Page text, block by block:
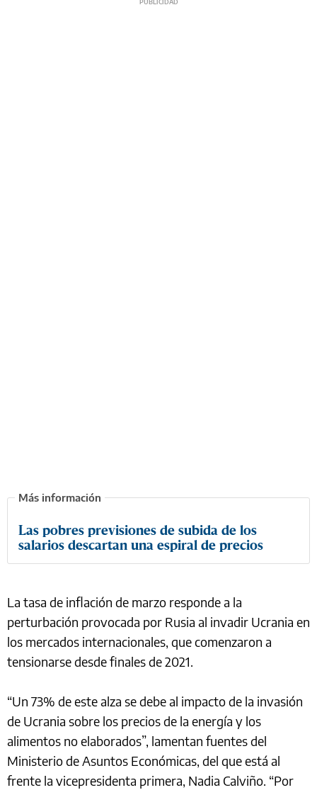
Las pobres previsiones de subida de los
salarios descartan una espiral de precios
La tasa de inflación de marzo responde a la
perturbación provocada por Rusia al invadir Ucrania en
los mercados internacionales, que comenzaron a
tensionarse desde finales de 2021.
“Un 73% de este alza se debe al impacto de la invasión
de Ucrania sobre los precios de la energía y los
alimentos no elaborados”, lamentan fuentes del
Ministerio de Asuntos Económicas, del que está al
frente la vicepresidenta primera, Nadia Calviño. “Por